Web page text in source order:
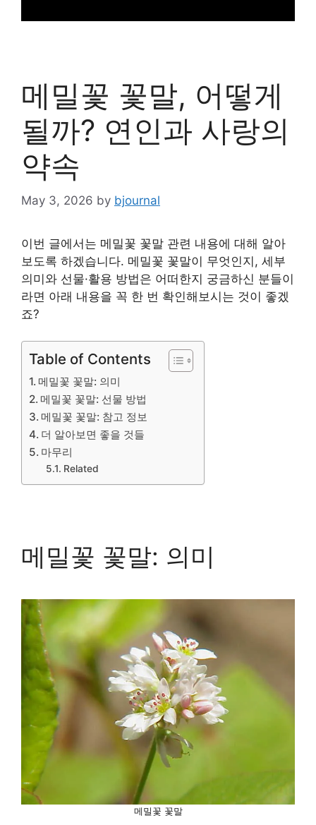
메밀꽃 꽃말, 어떻게
될까? 연인과 사랑의
약속
May 3, 2026 by bjournal
이번 글에서는 메밀꽃 꽃말 관련 내용에 대해 알아
보도록 하겠습니다. 메밀꽃 꽃말이 무엇인지, 세부
의미와 선물·활용 방법은 어떠한지 궁금하신 분들이
라면 아래 내용을 꼭 한 번 확인해보시는 것이 좋겠
죠?
Table of Contents
메밀꽃 꽃말: 의미
메밀꽃 꽃말: 선물 방법
메밀꽃 꽃말: 참고 정보
더 알아보면 좋을 것들
마무리
Related
메밀꽃 꽃말: 의미
메밀꽃 꽃말